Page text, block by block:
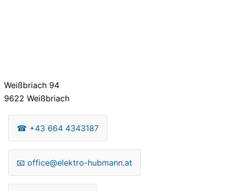
Weißbriach 94
9622 Weißbriach
☎ +43 664 4343187
📧 office@elektro-hubmann.at